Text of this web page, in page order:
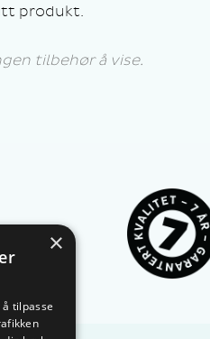
produkt.
tilbehør å vise.
×
tilpasse